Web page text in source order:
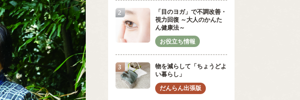
「目のヨガ」で不調改善・
視力回復 ～大人のかんた
ん健康法～
物を減らして「ちょうどよ
い暮らし」